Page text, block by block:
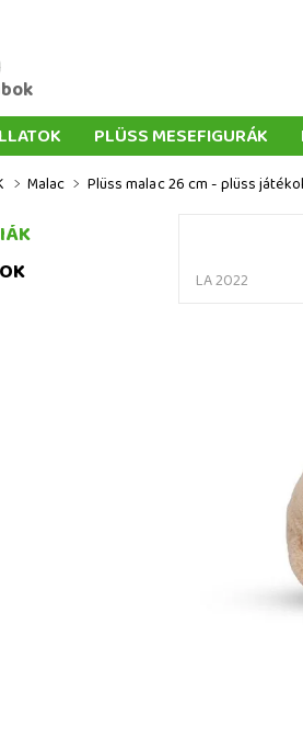
PLÜSS MESEFIGURÁK
ÜZLETI FELTÉTELEK
Malac Plüss malac 26 cm - plüss
LA 2022